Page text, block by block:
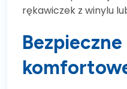
rękawiczek z winylu
Bezpieczne